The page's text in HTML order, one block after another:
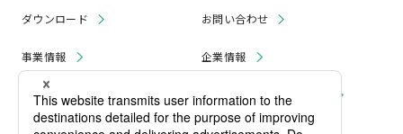
ダウンロード お問い合わせ
事業情報 企業情報
お知らせ リコール・無償修理 情報